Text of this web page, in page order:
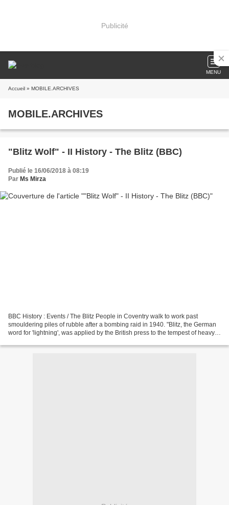
Publicité
MENU
Accueil » MOBILE.ARCHIVES
MOBILE.ARCHIVES
"Blitz Wolf" - II History - The Blitz (BBC)
Publié le 16/06/2018 à 08:19
Par Ms Mirza
BBC History : Events / The Blitz People in Coventry walk to work past
smouldering piles of rubble after a bombing raid in 1940. "Blitz, the German
word for 'lightning', was applied by the British press to the tempest of heavy